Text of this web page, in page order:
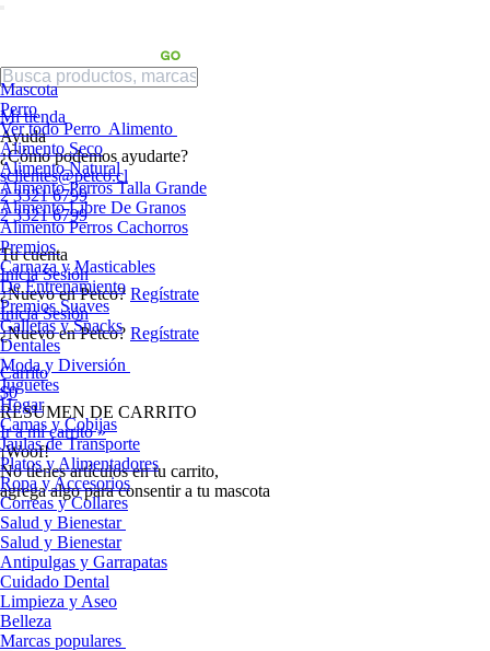
Mi tienda
Ayuda
¿Cómo podemos ayudarte?
sclientes@petco.cl
2 3321 6799
2 3321 6799
Tu cuenta
Inicia Sesión
¿Nuevo en Petco? Regístrate
Inicia Sesión
¿Nuevo en Petco? Regístrate
Carrito
$0
RESUMEN DE CARRITO
Ir a mi carrito »
¡Woof!
No tíenes artículos en tu carrito,
agrega algo para consentir a tu mascota
Mascota
Perro
Ver todo Perro Alimento
Alimento Seco
Alimento Natural
Alimento Perros Talla Grande
Alimento Libre De Granos
Alimento Perros Cachorros
Premios
Carnaza y Masticables
De Entrenamiento
Premios Suaves
Galletas y Snacks
Dentales
Moda y Diversión
Juguetes
Hogar
Camas y Cobijas
Jaulas de Transporte
Platos y Alimentadores
Ropa y Accesorios
Correas y Collares
Salud y Bienestar
Salud y Bienestar
Antipulgas y Garrapatas
Cuidado Dental
Limpieza y Aseo
Belleza
Marcas populares